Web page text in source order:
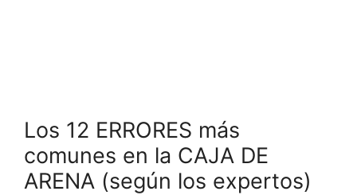
Los 12 ERRORES más
comunes en la CAJA DE
ARENA (según los expertos)